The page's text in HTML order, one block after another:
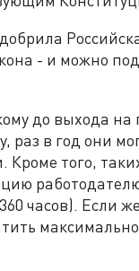
- и можно
до выхода на
в год они
того,
часов). Если